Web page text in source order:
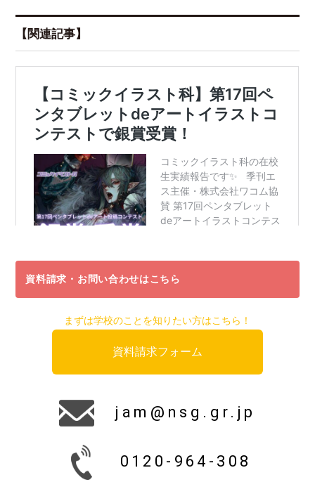
【関連記事】
資料請求・お問い合わせはこちら
まずは学校のことを知りたい方はこちら！
資料請求フォーム
jam@nsg.gr.jp
0120-964-308